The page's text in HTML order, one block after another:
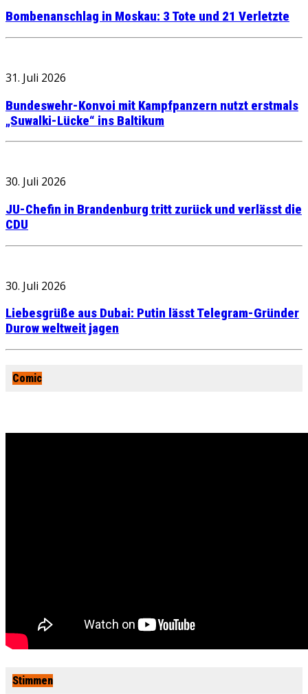
Bombenanschlag in Moskau: 3 Tote und 21 Verletzte
31. Juli 2026
Bundeswehr-Konvoi mit Kampfpanzern nutzt erstmals
„Suwalki-Lücke“ ins Baltikum
30. Juli 2026
JU-Chefin in Brandenburg tritt zurück und verlässt die
CDU
30. Juli 2026
Liebesgrüße aus Dubai: Putin lässt Telegram-Gründer
Durow weltweit jagen
Comic
Stimmen